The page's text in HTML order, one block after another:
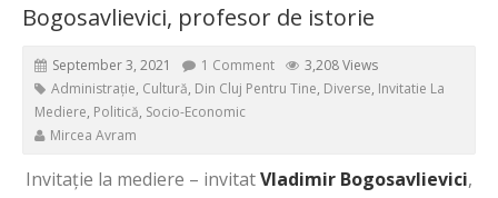
Bogosavlievici, profesor de istorie
September 3, 2021 1 Comment
3,208 Views
Administrație, Cultură, Din Cluj Pentru Tine, Diverse, Invitatie La
Mediere, Politică, Socio-Economic
Mircea Avram
Invitație la mediere – invitatVladimir Bogosavlievici,